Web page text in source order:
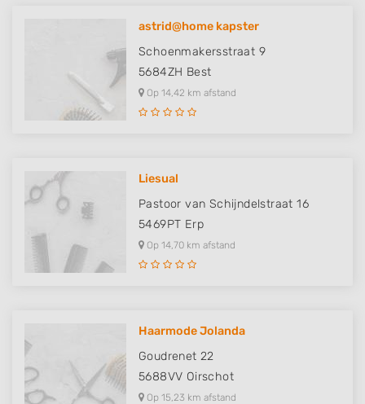
astrid@home kapster
Schoenmakersstraat 9
5684ZH Best
Op 14,42 km afstand
Liesual
Pastoor van Schijndelstraat 16
5469PT Erp
Op 14,70 km afstand
Haarmode Jolanda
Goudrenet 22
5688VV Oirschot
Op 15,23 km afstand